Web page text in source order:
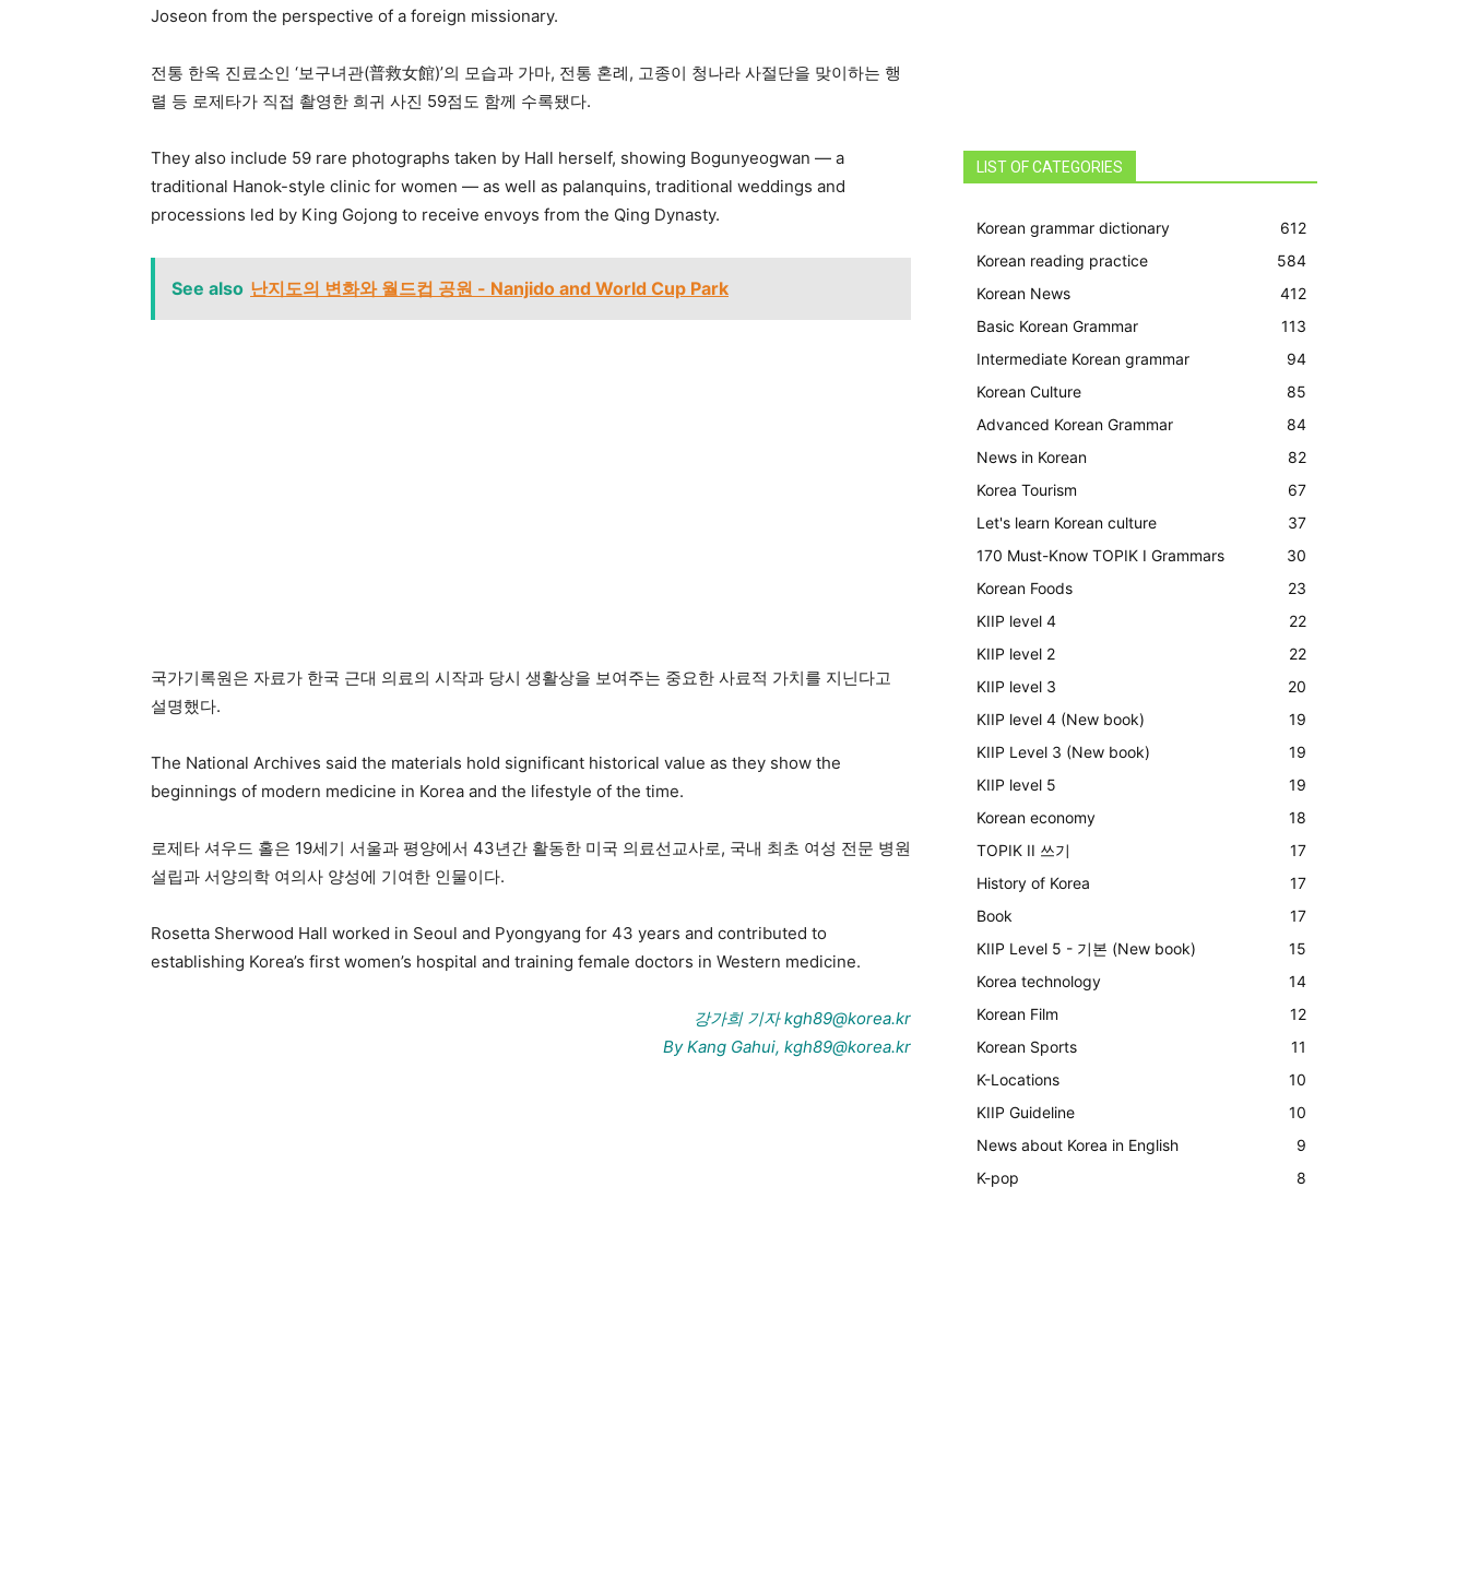
Joseon from the perspective of a foreign missionary.
전통 한옥 진료소인 ‘보구녀관(普救女館)’의 모습과 가마, 전통 혼례, 고종이 청나라 사절단을 맞이하는 행
렬 등 로제타가 직접 촬영한 희귀 사진 59점도 함께 수록됐다.
They also include 59 rare photographs taken by Hall herself, showing Bogunyeogwan — a
traditional Hanok-style clinic for women — as well as palanquins, traditional weddings and
processions led by King Gojong to receive envoys from the Qing Dynasty.
See also 난지도의 변화와 월드컵 공원 - Nanjido and World Cup Park
국가기록원은 자료가 한국 근대 의료의 시작과 당시 생활상을 보여주는 중요한 사료적 가치를 지닌다고
설명했다.
The National Archives said the materials hold significant historical value as they show the
beginnings of modern medicine in Korea and the lifestyle of the time.
로제타 셔우드 홀은 19세기 서울과 평양에서 43년간 활동한 미국 의료선교사로, 국내 최초 여성 전문 병원
설립과 서양의학 여의사 양성에 기여한 인물이다.
Rosetta Sherwood Hall worked in Seoul and Pyongyang for 43 years and contributed to
establishing Korea’s first women’s hospital and training female doctors in Western medicine.
강가희 기자 kgh89@korea.kr
By Kang Gahui, kgh89@korea.kr
LIST OF CATEGORIES
Korean grammar dictionary
612
Korean reading practice
584
Korean News
412
Basic Korean Grammar
113
Intermediate Korean grammar
94
Korean Culture
85
Advanced Korean Grammar
84
News in Korean
82
Korea Tourism
67
Let's learn Korean culture
37
170 Must-Know TOPIK I Grammars
30
Korean Foods
23
KIIP level 4
22
KIIP level 2
22
KIIP level 3
20
KIIP level 4 (New book)
19
KIIP Level 3 (New book)
19
KIIP level 5
19
Korean economy
18
TOPIK II 쓰기
17
History of Korea
17
Book
17
KIIP Level 5 - 기본 (New book)
15
Korea technology
14
Korean Film
12
Korean Sports
11
K-Locations
10
KIIP Guideline
10
News about Korea in English
9
K-pop
8